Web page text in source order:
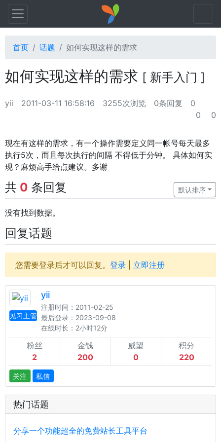
首页 话题 如何实现这样的需求
如何实现这样的需求 [ 新手入门 ]
yii 2011-03-11 16:58:16 3255次浏览 0条回复
0
0
0
现在有这样的需求，有一个操作需要定义同一帐号每天最多
执行5次，而且每次执行的间隔 不得低于分钟。 具体如何实
现？麻烦高手给点建议。多谢
共 0 条回复 默认排序
没有找到数据。
回复话题
您需要登录后才可以回复。 登录 立即注册
见习主管
yii
注册时间：2011-02-25
最后登录：2023-09-08
在线时长：2小时12分
粉丝
2
金钱
200
威望
0
积分
220
关注 私信
热门话题
分享一个功能超全的免费站长工具平台